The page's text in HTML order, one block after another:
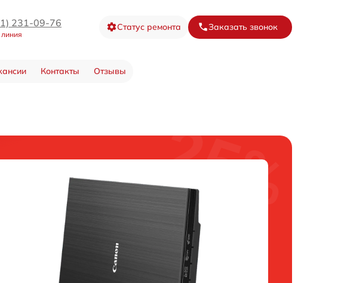
231-09-76 Статус ремонта Заказать звонок
Контакты Отзывы